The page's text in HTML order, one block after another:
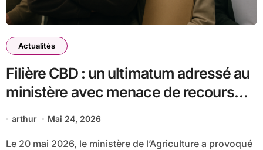
Actualités
Filière CBD : un ultimatum adressé au
ministère avec menace de recours
judiciaire
arthur Mai 24, 2026
Le 20 mai 2026, le ministère de l’Agriculture a provoqué